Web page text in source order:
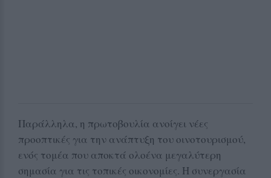
Παράλληλα, η πρωτοβουλία ανοίγει νέες
προοπτικές για την ανάπτυξη του οινοτουρισμού,
ενός τομέα που αποκτά ολοένα μεγαλύτερη
σημασία για τις τοπικές οικονομίες. Η συνεργασία